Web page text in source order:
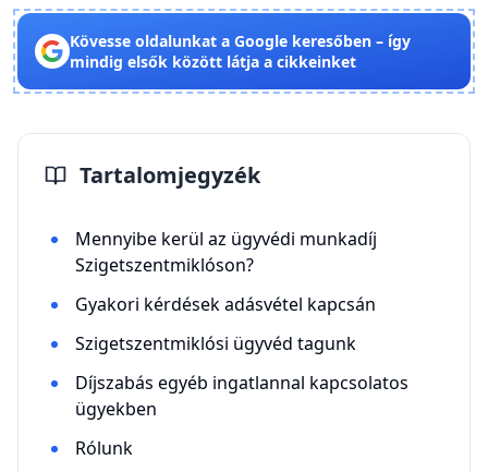
Kövesse oldalunkat a Google keresőben – így
mindig elsők között látja a cikkeinket
Tartalomjegyzék
Mennyibe kerül az ügyvédi munkadíj
Szigetszentmiklóson?
Gyakori kérdések adásvétel kapcsán
Szigetszentmiklósi ügyvéd tagunk
Díjszabás egyéb ingatlannal kapcsolatos
ügyekben
Rólunk